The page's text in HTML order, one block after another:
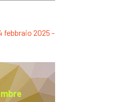
febbraio 2025 -